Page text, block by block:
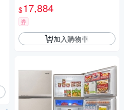
$17,884
券
加入購物車